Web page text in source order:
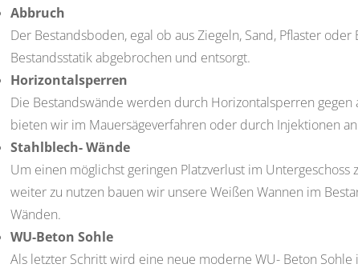
Abbruch
Der Bestandsboden, egal ob aus Ziegeln, Sand, Pflaster
Bestandsstatik abgebrochen und entsorgt.
Horizontalsperren
Die Bestandswände werden durch Horizontalsperren
bieten wir im Mauersägeverfahren oder durch Injektionen
Stahlblech- Wände
Um einen möglichst geringen Platzverlust im
weiter zu nutzen bauen wir unsere Weißen Wannen im
Wänden.
WU-Beton Sohle
Als letzter Schritt wird eine neue moderne WU- Beton